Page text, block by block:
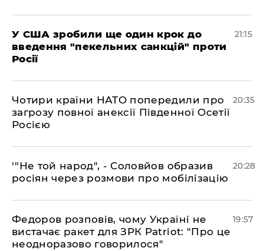
​У США зробили ще один крок до
введення "пекельних санкцій" проти
Росії
21:15
​Чотири країни НАТО попередили про
загрозу повної анексії Південної Осетії
Росією
20:35
​'"Не той народ", - Соловйов образив
росіян через розмови про мобілізацію
20:28
​Федоров розповів, чому Україні не
вистачає ракет для ЗРК Patriot: "Про це
неодноразово говорилося"
19:57